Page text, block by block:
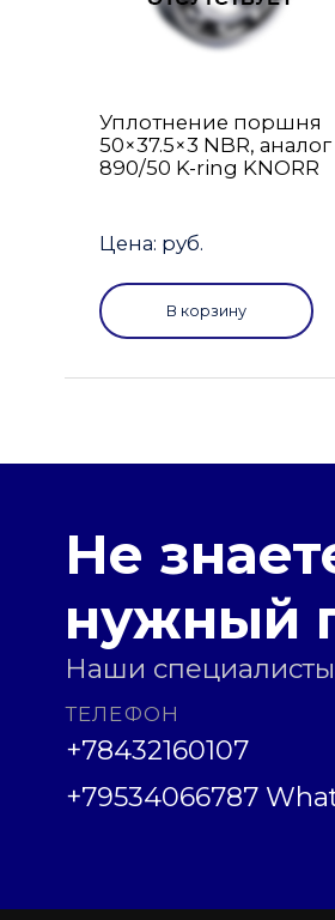
Уплотнение поршня
50×37.5×3 NBR, аналог
890/50 K-ring KNORR
Цена: руб.
В корзину
Не
нужный
Наши
ТЕЛЕФОН
+78432160107
+79534066787